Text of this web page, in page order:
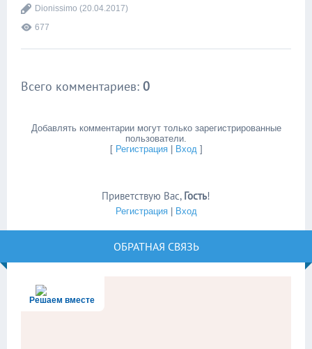
Dionissimo (20.04.2017)
677
Всего комментариев: 0
Добавлять комментарии могут только зарегистрированные
пользователи.
[ Регистрация| Вход]
Приветствую Вас, Гость!
Регистрация| Вход
ОБРАТНАЯ СВЯЗЬ
Решаем вместе